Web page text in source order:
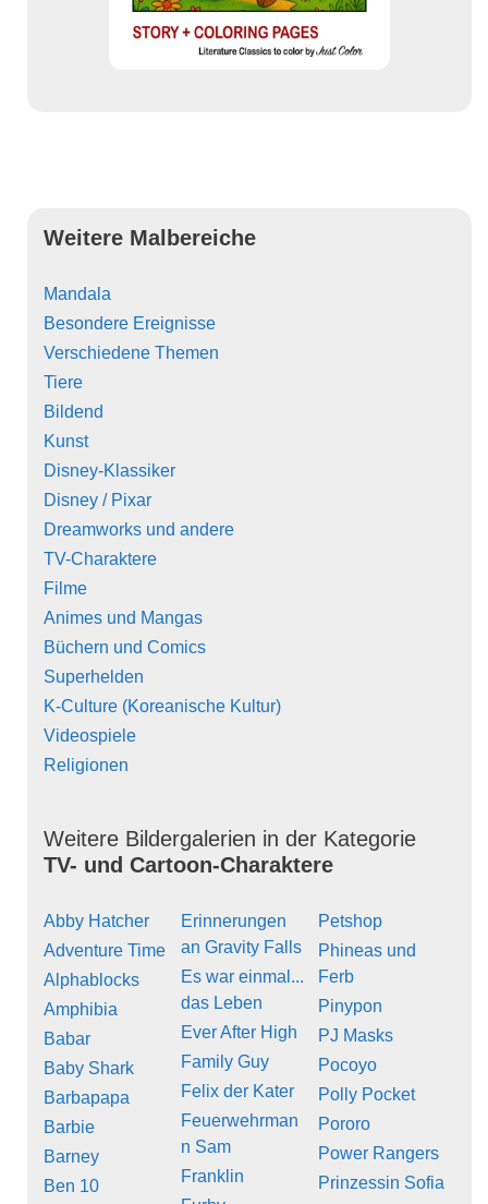
Weitere Malbereiche
Mandala
Besondere Ereignisse
Verschiedene Themen
Tiere
Bildend
Kunst
Disney-Klassiker
Disney / Pixar
Dreamworks und andere
TV-Charaktere
Filme
Animes und Mangas
Büchern und Comics
Superhelden
K-Culture (Koreanische Kultur)
Videospiele
Religionen
Weitere Bildergalerien in der Kategorie
TV- und Cartoon-Charaktere
Abby Hatcher
Adventure Time
Alphablocks
Amphibia
Babar
Baby Shark
Barbapapa
Barbie
Barney
Ben 10
Erinnerungen
an Gravity Falls
Es war einmal...
das Leben
Ever After High
Family Guy
Felix der Kater
Feuerwehrman
n Sam
Franklin
Petshop
Phineas und
Ferb
Pinypon
PJ Masks
Pocoyo
Polly Pocket
Pororo
Power Rangers
Prinzessin Sofia